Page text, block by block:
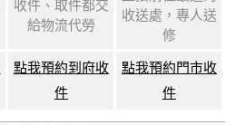
收件、取件都交
給物流代勞
收送處，專人送
修
點我預約到府收
件
點我預約門市收
件